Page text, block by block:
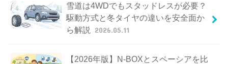
雪道は4WDでもスタッドレスが必要？
駆動方式と冬タイヤの違いを安全面か
ら解説
2026.05.11
【2026年版】N-BOXとスペーシアを比